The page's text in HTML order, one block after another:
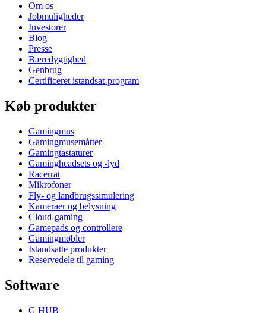
Om os
Jobmuligheder
Investorer
Blog
Presse
Bæredygtighed
Genbrug
Certificeret istandsat-program
Køb produkter
Gamingmus
Gamingmusemåtter
Gamingtastaturer
Gamingheadsets og -lyd
Racerrat
Mikrofoner
Fly- og landbrugssimulering
Kameraer og belysning
Cloud-gaming
Gamepads og controllere
Gamingmøbler
Istandsatte produkter
Reservedele til gaming
Software
G HUB